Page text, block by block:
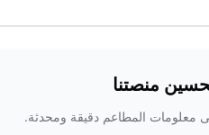
منصتنا
معلومات المطاعم دقيقة ومحدثة.